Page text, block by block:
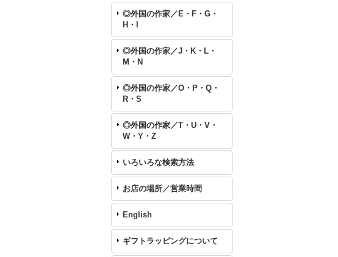
◎外国の作家／E・F・G・
H・I
◎外国の作家／J・K・L・
M・N
◎外国の作家／O・P・Q・
R・S
◎外国の作家／T・U・V・
W・Y・Z
いろいろな検索方法
お店の場所／営業時間
English
ギフトラッピングについて